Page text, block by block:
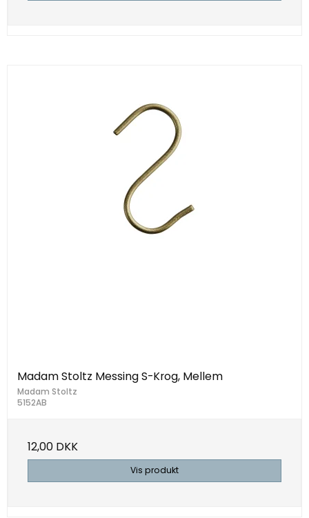
Madam Stoltz Messing S-Krog, Mellem
Madam Stoltz
5152AB
12,00 DKK
Vis produkt